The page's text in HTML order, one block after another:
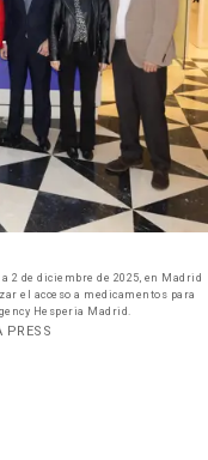
de diciembre de 2025, en Madrid
el acceso a medicamentos para
Hesperia Madrid.
PRESS